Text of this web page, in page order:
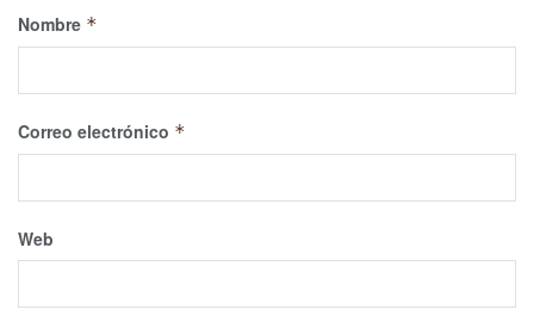
Nombre *
Correo electrónico *
Web